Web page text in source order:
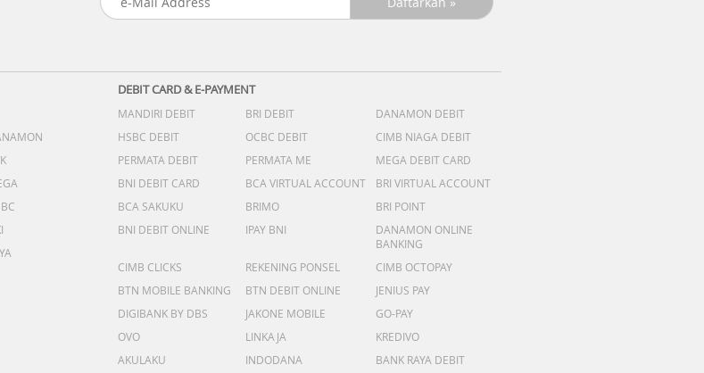
DEBIT CARD & E-PAYMENT
MANDIRI DEBIT BRI DEBIT
DANAMON DEBIT
HSBC DEBIT
OCBC DEBIT
CIMB NIAGA DEBIT
PERMATA DEBIT
PERMATA ME
MEGA DEBIT CARD
BNI DEBIT CARD
BCA VIRTUAL ACCOUNT
BRI VIRTUAL ACCOUNT
BCA SAKUKU
BRIMO
BRI POINT
BNI DEBIT ONLINE
IPAY BNI
DANAMON ONLINE
BANKING
CIMB CLICKS
REKENING PONSEL
CIMB OCTOPAY
BTN MOBILE BANKING
BTN DEBIT ONLINE
JENIUS PAY
DIGIBANK BY DBS
JAKONE MOBILE
GO-PAY
OVO
LINKAJA
KREDIVO
AKULAKU
INDODANA BANK RAYA DEBIT